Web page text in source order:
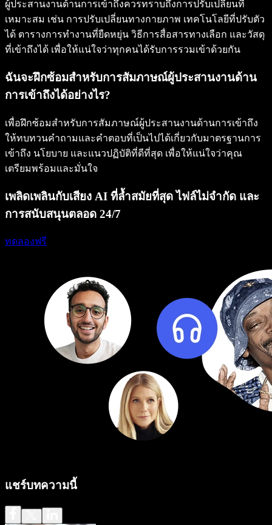
ผู้ประสานงานด้านการเข้าถึงควรทราบถึงการปรับเปลี่ยนที่
เหมาะสม เช่น การปรับเปลี่ยนทางกายภาพ เทคโนโลยีที่ปรับตัว
ได้ ตารางการทำงานที่ยืดหยุ่น วิธีการสื่อสารทางเลือก และวัสดุ
ที่เข้าถึงได้ เพื่อให้แน่ใจว่าทุกคนได้รับการรวมเข้าด้วยกัน
ฉันจะฝึกซ้อมสำหรับการสัมภาษณ์ผู้ประสานงานด้าน
การเข้าถึงได้อย่างไร?
เพื่อฝึกซ้อมสำหรับการสัมภาษณ์ผู้ประสานงานด้านการเข้าถึง
ให้ทบทวนคำถามและคำตอบที่เป็นไปได้เกี่ยวกับมาตรฐานการ
เข้าถึง นโยบาย และแนวปฏิบัติที่ดีที่สุด เพื่อให้แน่ใจว่าคุณ
เตรียมพร้อมและมั่นใจ
เพลิดเพลินกับเสียง AI ที่ล้ำสมัยที่สุด ไฟล์ไม่จำกัด และ
การสนับสนุนตลอด 24/7
ทดลองฟรี
แชร์บทความนี้